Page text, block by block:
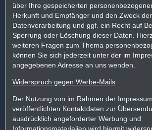
über Ihre gespeicherten
Herkunft und Empfänger und den Zweck der
Datenverarbeitung und ggf. ein Recht auf
Sperrung oder Löschung dieser Daten.
weiteren Fragen zum Thema
können Sie sich jederzeit unter der im
angegebenen Adresse an uns wenden.
Widerspruch gegen Werbe-Mails
Der Nutzung von im Rahmen der
veröffentlichten Kontaktdaten zur
ausdrücklich angeforderter Werbung und